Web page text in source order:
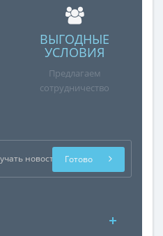
ВЫГОДНЫЕ
УСЛОВИЯ
Предлагаем
сотрудничество
Готово